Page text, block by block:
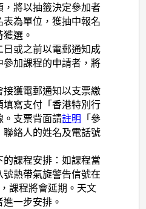
將以抽籤決定參加者
為單位，獲抽中報名
選。
或之前以電郵通知成
加課程的申請者，將
獲電郵通知以支票繳
寫支付「香港特別行
支票背面請註明 「參
絡人的姓名及電話號
課程安排：如課程當
熱帶氣旋警告信號在
課程將會延期。天文
一步安排。